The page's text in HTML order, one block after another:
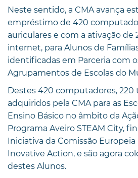
Neste sentido, a CMA avança
empréstimo de 420
auriculares e com a ativação de
internet, para Alunos de
identificadas em Parceria com
Agrupamentos de Escolas do
Destes 420 computadores, 220
adquiridos pela CMA para as
Ensino Básico no âmbito da
Programa Aveiro STEAM City,
Iniciativa da Comissão Europeia
Inovative Action, e são agora
destes Alunos.